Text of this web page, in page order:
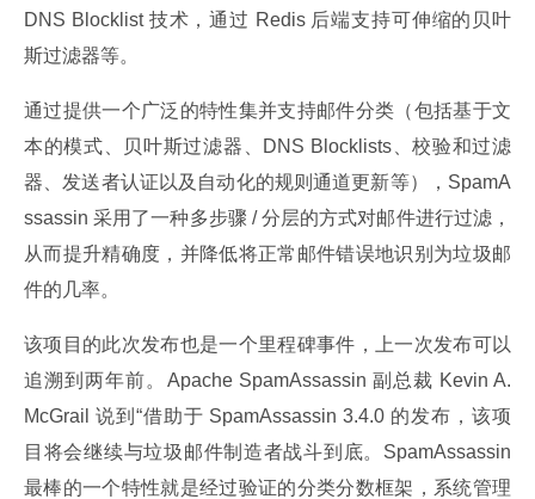
DNS Blocklist 技术，通过 Redis 后端支持可伸缩的贝叶
斯过滤器等。
通过提供一个广泛的特性集并支持邮件分类（包括基于文
本的模式、贝叶斯过滤器、DNS Blocklists、校验和过滤
器、发送者认证以及自动化的规则通道更新等），SpamA
ssassin 采用了一种多步骤 / 分层的方式对邮件进行过滤，
从而提升精确度，并降低将正常邮件错误地识别为垃圾邮
件的几率。
该项目的此次发布也是一个里程碑事件，上一次发布可以
追溯到两年前。Apache SpamAssassin 副总裁 Kevin A.
McGrail 说到“借助于 SpamAssassin 3.4.0 的发布，该项
目将会继续与垃圾邮件制造者战斗到底。SpamAssassin
最棒的一个特性就是经过验证的分类分数框架，系统管理